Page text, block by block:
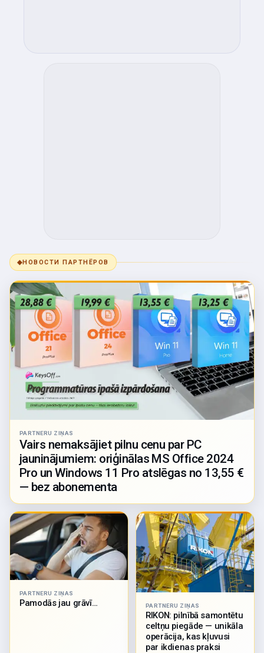
◆НОВОСТИ ПАРТНЁРОВ
PARTNERU ZIŅAS
Vairs nemaksājiet pilnu cenu par PC
jauninājumiem: oriģinālas MS Office 2024
Pro un Windows 11 Pro atslēgas no 13,55 €
— bez abonementa
PARTNERU ZIŅAS
Pamodās jau grāvī… PARTNERU ZIŅAS
RIKON: pilnībā samontētu
celtņu piegāde — unikāla
operācija, kas kļuvusi
par ikdienas praksi